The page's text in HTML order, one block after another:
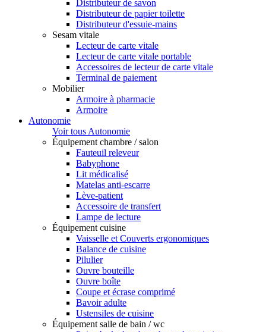
Distributeur de savon
Distributeur de papier toilette
Distributeur d'essuie-mains
Sesam vitale
Lecteur de carte vitale
Lecteur de carte vitale portable
Accessoires de lecteur de carte vitale
Terminal de paiement
Mobilier
Armoire à pharmacie
Armoire
Autonomie
Voir tous Autonomie
Équipement chambre / salon
Fauteuil releveur
Babyphone
Lit médicalisé
Matelas anti-escarre
Lève-patient
Accessoire de transfert
Lampe de lecture
Équipement cuisine
Vaisselle et Couverts ergonomiques
Balance de cuisine
Pilulier
Ouvre bouteille
Ouvre boîte
Coupe et écrase comprimé
Bavoir adulte
Ustensiles de cuisine
Équipement salle de bain / wc